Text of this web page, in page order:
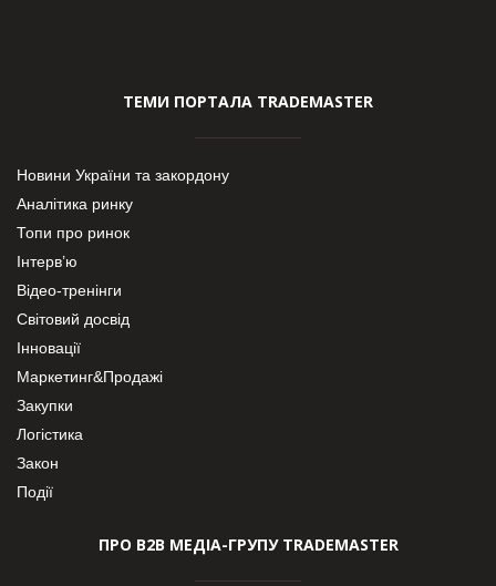
ТЕМИ ПОРТАЛА TRADEMASTER
Новини України та закордону
Аналітика ринку
Топи про ринок
Інтерв’ю
Відео-тренінги
Світовий досвід
Інновації
Маркетинг&Продажі
Закупки
Логістика
Закон
Події
ПРО В2В МЕДІА-ГРУПУ TRADEMASTER